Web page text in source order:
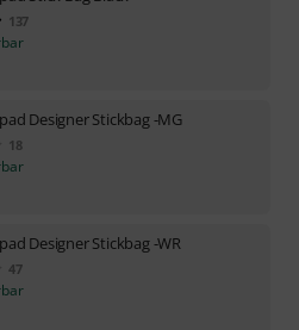
137
Designer Stickbag -MG
18
Designer Stickbag -WR
47